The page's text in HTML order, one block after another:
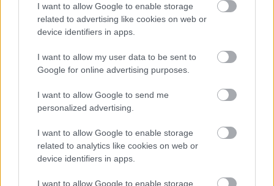
I want to allow Google to enable storage
related to advertising like cookies on web or
device identifiers in apps.
I want to allow my user data to be sent to
Google for online advertising purposes.
I want to allow Google to send me
personalized advertising.
I want to allow Google to enable storage
related to analytics like cookies on web or
device identifiers in apps.
I want to allow Google to enable storage
Titokazatos gejzírek az Európán
Titokzatoskodnak a gejzírek az Európán - írta meg
többek közt a 20minutos. Az elmúlt években erősen
nőtt az érdeklődés a Jupiter e holdja iránt, mióta a
kutatások arra utalnak, hogy felszíne alatt
gejzírekben kitörő víz lehet. A Hubble űrtávcső
azonban azt figyelte meg, hogy…
FreshCode.club - újra elérhetők a